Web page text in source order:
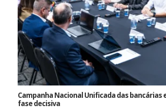
Campanha Nacional Unificada das bancárias
fase decisiva